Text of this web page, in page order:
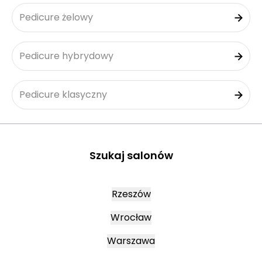
Pedicure żelowy
Pedicure hybrydowy
Pedicure klasyczny
Szukaj salonów
Rzeszów
Wrocław
Warszawa